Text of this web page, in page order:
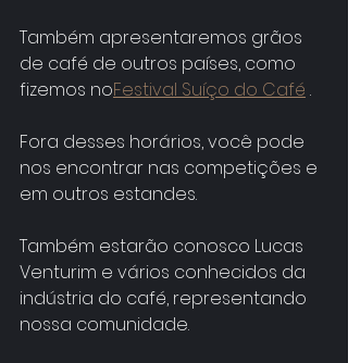
Também apresentaremos grãos
de café de outros países, como
fizemos noFestival Suíço do Café .
Fora desses horários, você pode
nos encontrar nas competições e
em outros estandes.
Também estarão conosco Lucas
Venturim e vários conhecidos da
indústria do café, representando
nossa comunidade.